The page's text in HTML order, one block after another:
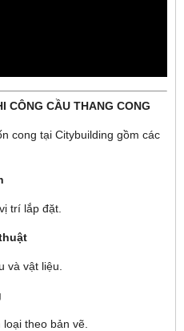
CÔNG CẦU THANG CONG
cong tại Citybuilding gồm các
trí lắp đặt.
và vật liệu.
theo bản vẽ.